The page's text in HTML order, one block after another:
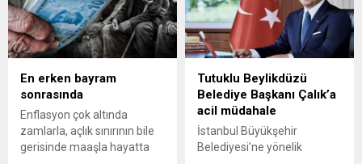
En erken bayram
sonrasında
Enflasyon çok altında
zamlarla, açlık sınırının bile
gerisinde maaşla hayatta
Tutuklu Beylikdüzü
Belediye Başkanı Çalık’a
acil müdahale
İstanbul Büyükşehir
Belediyesi’ne yönelik